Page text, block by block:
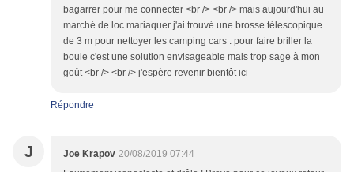
bagarrer pour me connecter <br /> <br /> mais aujourd'hui au
marché de loc mariaquer j'ai trouvé une brosse télescopique
de 3 m pour nettoyer les camping cars : pour faire briller la
boule c'est une solution envisageable mais trop sage à mon
goût <br /> <br /> j'espère revenir bientôt ici
Répondre
J Joe Krapov 20/08/2019 07:44